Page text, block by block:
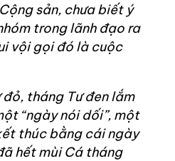
sản, chưa biết ý
trong lãnh đạo ra
vội gọi đó là cuộc
đỏ, tháng Tư đen lắm
“ngày nói dối”, một
thúc bằng cái ngày
hết mùi Cá tháng